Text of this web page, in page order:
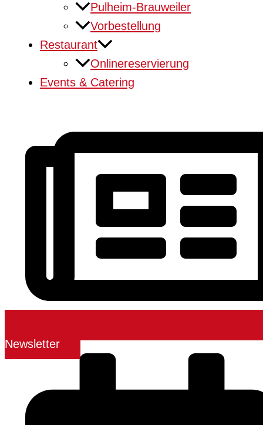
Pulheim-Brauweiler
Vorbestellung
Restaurant
Onlinereservierung
Events & Catering
Newsletter